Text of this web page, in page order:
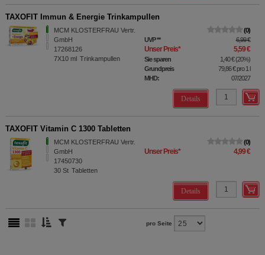
TAXOFIT Immun & Energie Trinkampullen
MCM KLOSTERFRAU Vertr.
GmbH
17268126
7X10 ml Trinkampullen
0
UVP** 6,99 €
Unser Preis* 5,59 €
Sie sparen 1,40 €(20%)
Grundpreis
79,86 €pro 1 l
MHD:
07/2027
Details
TAXOFIT Vitamin C 1300 Tabletten
MCM KLOSTERFRAU Vertr.
GmbH
17450730
30 St Tabletten
0
Unser Preis* 4,99 €
Details
pro Seite